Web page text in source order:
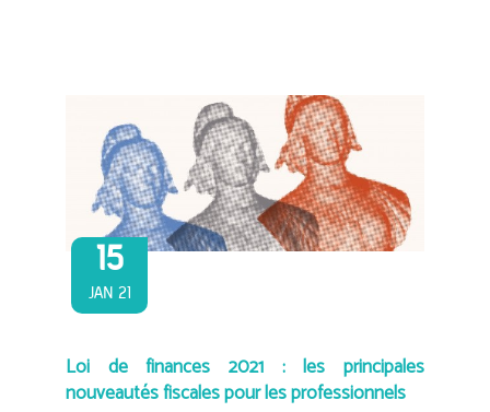
15
JAN 21
Loi de finances 2021 : les principales
nouveautés fiscales pour les professionnels